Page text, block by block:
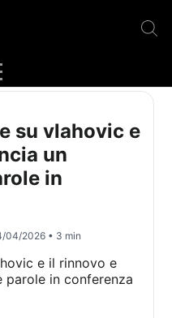
su vlahovic e
un
in
04/2026 • 3 min